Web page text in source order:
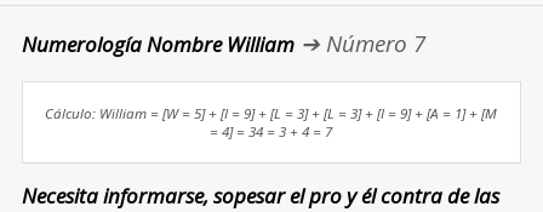
Numerología Nombre William➔ Número 7
Cálculo: William = [W = 5] + [I = 9] + [L = 3] + [L = 3] + [I = 9] + [A = 1] + [M
= 4] = 34 = 3 + 4 = 7
Necesita informarse, sopesar el pro y él contra de las